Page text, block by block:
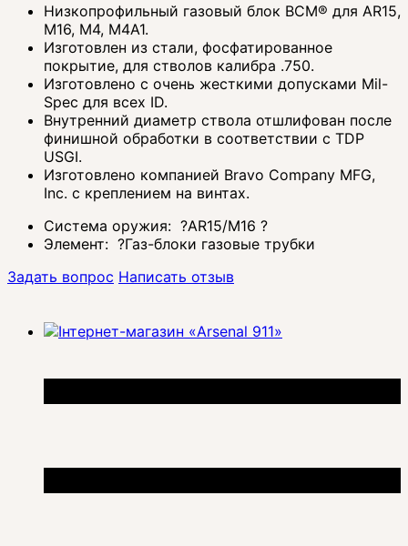
Низкопрофильный газовый блок BCM® для AR15,
M16, M4, M4A1.
Изготовлен из стали, фосфатированное
покрытие, для стволов калибра .750.
Изготовлено с очень жесткими допусками Mil-
Spec для всех ID.
Внутренний диаметр ствола отшлифован после
финишной обработки в соответствии с TDP
USGI.
Изготовлено компанией Bravo Company MFG,
Inc. с креплением на винтах.
Система оружия: ?AR15/M16 ?
Элемент: ?Газ-блоки газовые трубки
Задать вопрос Написать отзыв